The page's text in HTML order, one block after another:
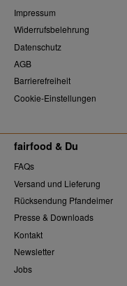
Impressum
Widerrufsbelehrung
Datenschutz
AGB
Barrierefreiheit
Cookie-Einstellungen
fairfood & Du
FAQs
Versand und Lieferung
Rücksendung Pfandeimer
Presse & Downloads
Kontakt
Newsletter
Jobs